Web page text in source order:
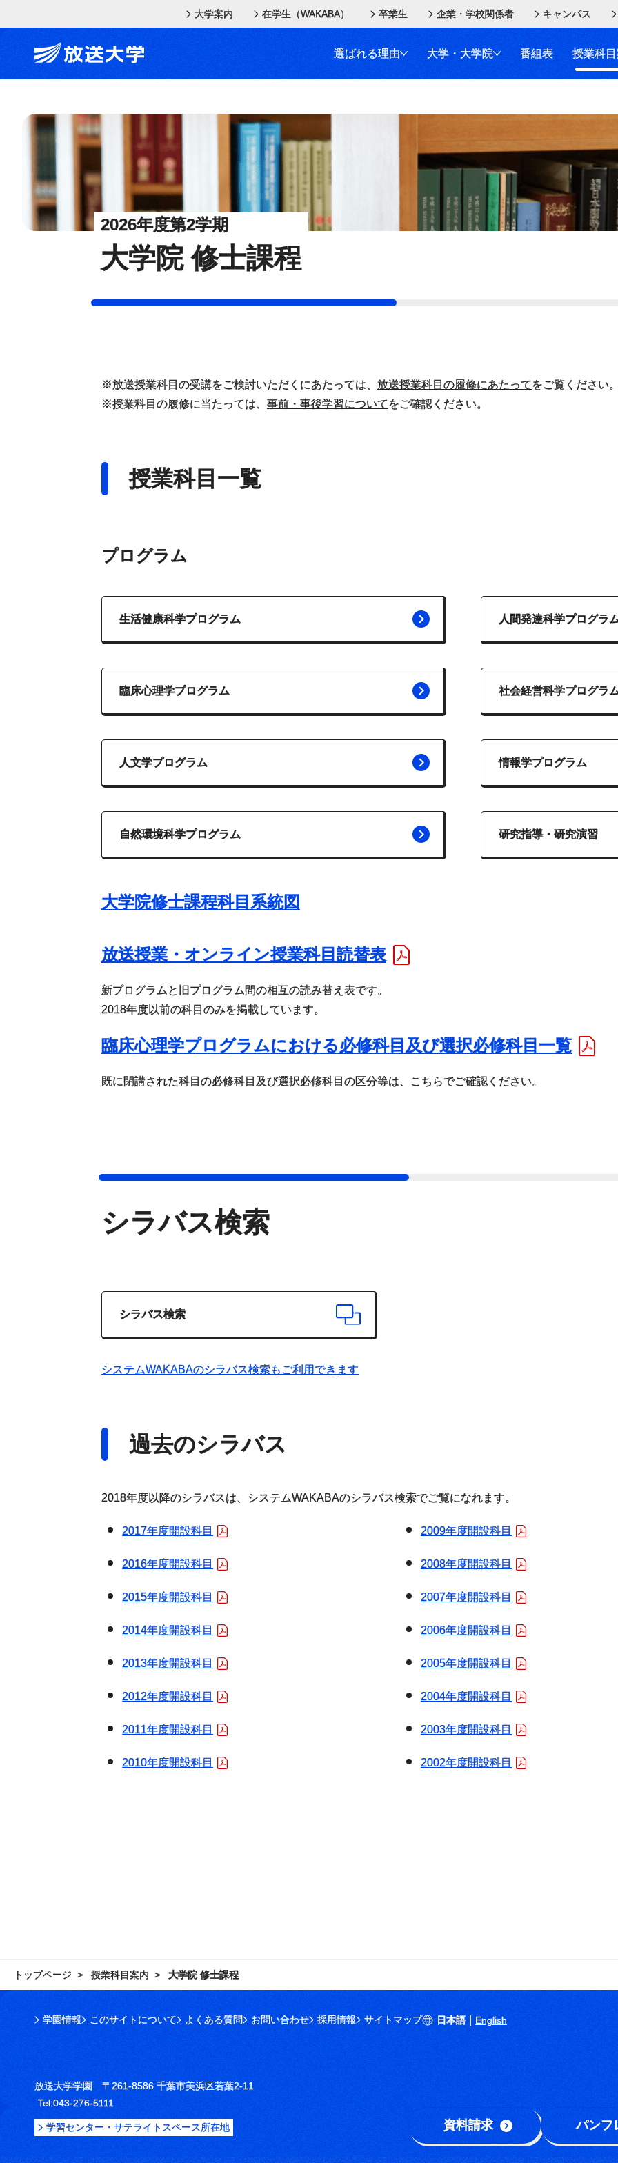
スクリーンリーダーでご覧の方へ
大学案内 在学生（WAKABA） 卒業生 企業・学校関係者 キャンパス
選ばれる理由 大学・大学院 番組表 授業科
2026年度第2学期
大学院 修士課程
※放送授業科目の受講をご検討いただくにあたっては、 放送授業科目の履修にあたってをご覧ください
※授業科目の履修に当たっては、 事前・事後学習についてをご確認ください。
授業科目一覧
プログラム
生活健康科学プログラム 人間発達科学プログラ
臨床心理学プログラム 社会経営科学プログラ
人文学プログラム 情報学プログラム
自然環境科学プログラム 研究指導・研究演習
大学院修士課程科目系統図
放送授業・オンライン授業科目読替表
新プログラムと旧プログラム間の相互の読み替え表です。
2018年度以前の科目のみを掲載しています。
臨床心理学プログラムにおける必修科目及び選択必修科目一覧
既に閉講された科目の必修科目及び選択必修科目の区分等は、こちらでご確認ください。
シラバス検索
シラバス検索
システムWAKABAのシラバス検索もご利用できます
過去のシラバス
2018年度以降のシラバスは、システムWAKABAのシラバス検索でご覧になれます。
2017年度開設科目
2016年度開設科目
2015年度開設科目
2014年度開設科目
2013年度開設科目
2012年度開設科目
2011年度開設科目
2010年度開設科目
2009年度開設科目
2008年度開設科目
2007年度開設科目
2006年度開設科目
2005年度開設科目
2004年度開設科目
2003年度開設科目
2002年度開設科目
資料請求 パンフ
トップページ 授業科目案内 大学院 修士課程
学園情報 このサイトについて よくある質問 お問い合わせ 採用情報 サイトマップ 日本語 English
放送大学学園 〒261-8586 千葉市美浜区若葉2-11
Tel:043-276-5111
学習センター・サテライトスペース所在地